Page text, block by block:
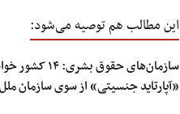
این مطالب هم توصیه می‌شود:
سازمان‌های حقوق
«آپارتاید جنسیتی» از سوی سازمان